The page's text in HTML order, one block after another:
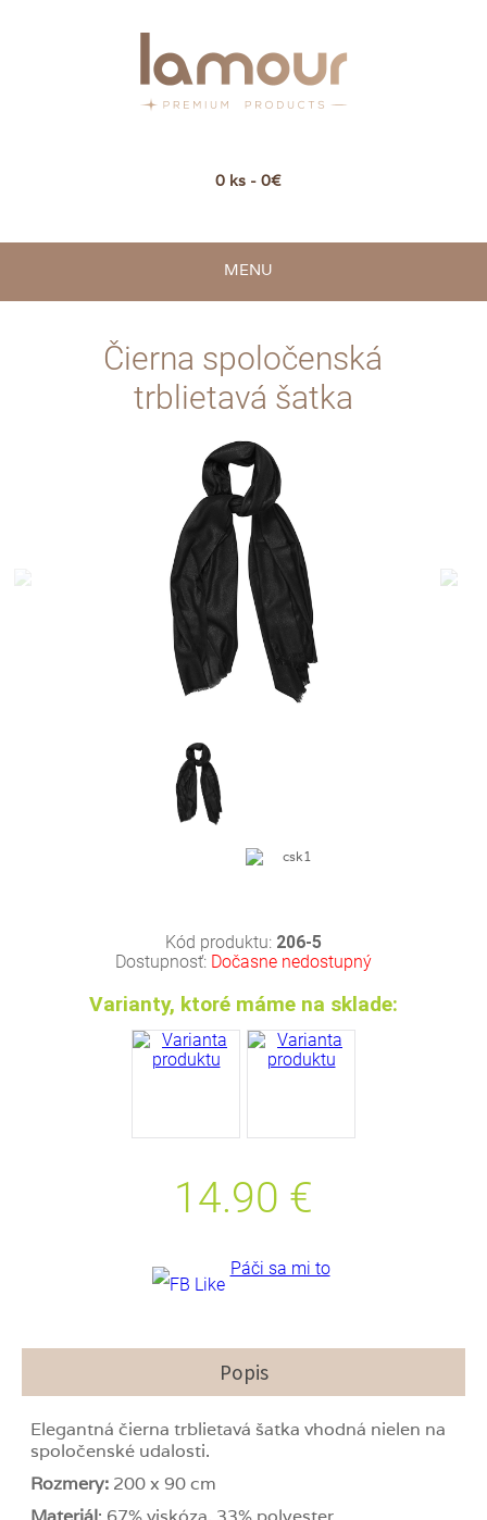
0 ks - 0€
MENU
Čierna spoločenská
trblietavá šatka
Kód produktu: 206-5
Dostupnosť: Dočasne nedostupný
Varianty, ktoré máme na sklade:
14.90 €
Páči sa mi to
Popis
Elegantná čierna trblietavá šatka vhodná nielen na
spoločenské udalosti.
Rozmery: 200 x 90 cm
Materiál: 67% viskóza, 33% polyester